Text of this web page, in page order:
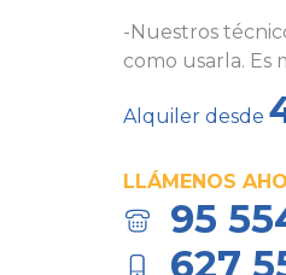
-Nuestros
como usarla. Es
Alquiler desde
LLÁMENOS
95
627